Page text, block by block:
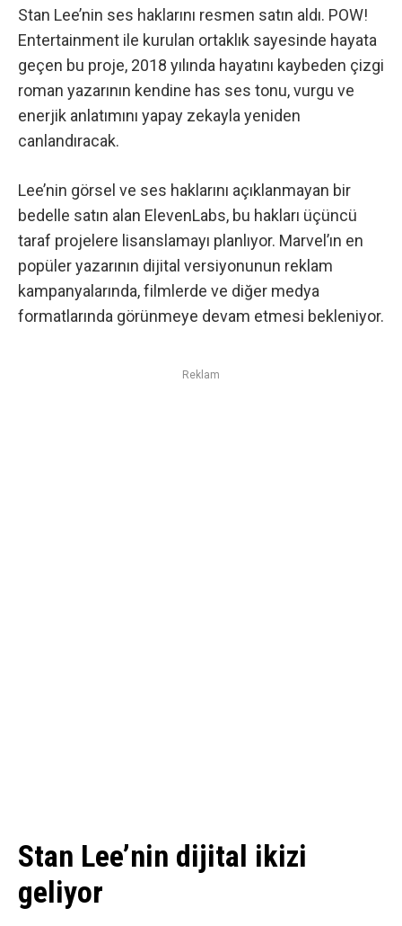
Stan Lee’nin ses haklarını resmen satın aldı. POW!
Entertainment ile kurulan ortaklık sayesinde hayata
geçen bu proje, 2018 yılında hayatını kaybeden çizgi
roman yazarının kendine has ses tonu, vurgu ve
enerjik anlatımını yapay zekayla yeniden
canlandıracak.
Lee’nin görsel ve ses haklarını açıklanmayan bir
bedelle satın alan ElevenLabs, bu hakları üçüncü
taraf projelere lisanslamayı planlıyor. Marvel’ın en
popüler yazarının dijital versiyonunun reklam
kampanyalarında, filmlerde ve diğer medya
formatlarında görünmeye devam etmesi bekleniyor.
Reklam
Stan Lee’nin dijital ikizi
geliyor